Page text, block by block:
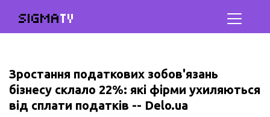
SIGMATV
Зростання податкових зобов'язань
бізнесу склало 22%: які фірми ухиляються
від сплати податків -- Delo.ua